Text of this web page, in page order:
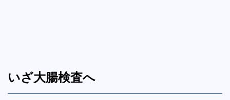
いざ大腸検査へ